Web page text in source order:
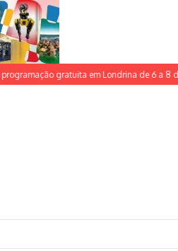
gratuita em Londrina de 6 a 8 de